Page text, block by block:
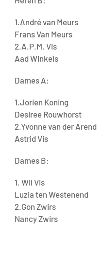
1.André van Meurs
Frans Van Meurs
2.A.P.M. Vis
Aad Winkels
Dames A:
1.Jorien Koning
Desiree Rouwhorst
2.Yvonne van der Arend
Astrid Vis
Dames B:
1. Wil Vis
Luzia ten Westenend
2.Gon Zwirs
Nancy Zwirs